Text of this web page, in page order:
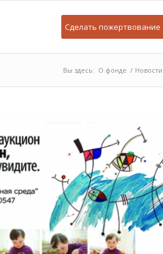
Сделать пожертвование
Вы здесь: О фонде / Новости